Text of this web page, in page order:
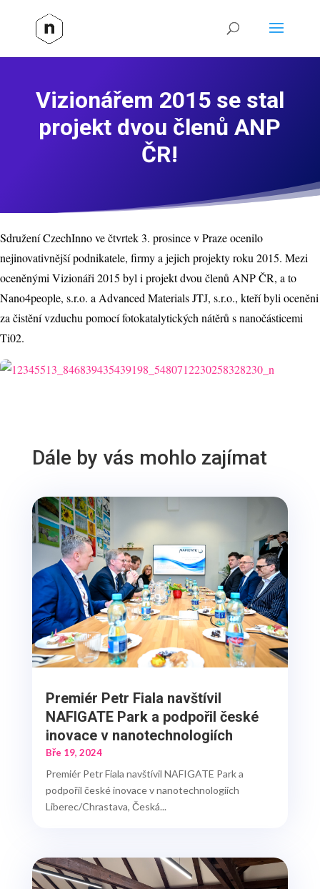
Vizionářem 2015 se stal
projekt dvou členů ANP
ČR!
Sdružení CzechInno ve čtvrtek 3. prosince v Praze ocenilo
nejinovativnější podnikatele, firmy a jejich projekty roku 2015. Mezi
oceněnými Vizionáři 2015 byl i projekt dvou členů ANP ČR, a to
Nano4people, s.r.o. a Advanced Materials JTJ, s.r.o., kteří byli oceněni
za čistění vzduchu pomocí fotokatalytických nátěrů s nanočásticemi
Ti02.
Dále by vás mohlo zajímat
Premiér Petr Fiala navštívil
NAFIGATE Park a podpořil české
inovace v nanotechnologiích
Bře 19, 2024
Premiér Petr Fiala navštívil NAFIGATE Park a
podpořil české inovace v nanotechnologiích
Liberec/Chrastava, Česká...